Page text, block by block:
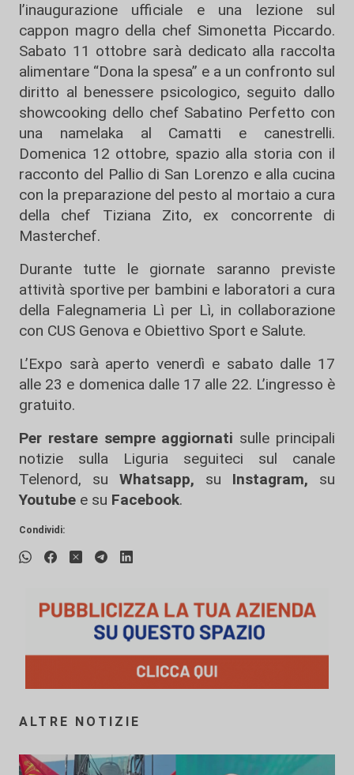
l’inaugurazione ufficiale e una lezione sul
cappon magro della chef Simonetta Piccardo.
Sabato 11 ottobre sarà dedicato alla raccolta
alimentare “Dona la spesa” e a un confronto sul
diritto al benessere psicologico, seguito dallo
showcooking dello chef Sabatino Perfetto con
una namelaka al Camatti e canestrelli.
Domenica 12 ottobre, spazio alla storia con il
racconto del Pallio di San Lorenzo e alla cucina
con la preparazione del pesto al mortaio a cura
della chef Tiziana Zito, ex concorrente di
Masterchef.
Durante tutte le giornate saranno previste
attività sportive per bambini e laboratori a cura
della Falegnameria Lì per Lì, in collaborazione
con CUS Genova e Obiettivo Sport e Salute.
L’Expo sarà aperto venerdì e sabato dalle 17
alle 23 e domenica dalle 17 alle 22. L’ingresso è
gratuito.
Per restare sempre aggiornati sulle principali
notizie sulla Liguria seguiteci sul canale
Telenord, su
Whatsapp, su Instagram, su
Youtube e su Facebook.
Condividi:
ALTRE NOTIZIE